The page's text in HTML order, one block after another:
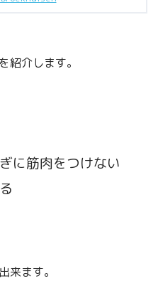
紹介します。
に筋肉をつけない
来ます。